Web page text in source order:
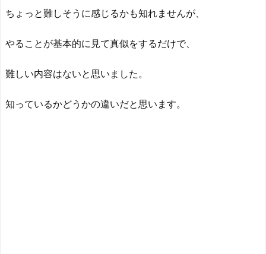
ちょっと難しそうに感じるかも知れませんが、
やることが基本的に見て真似をするだけで、
難しい内容はないと思いました。
知っているかどうかの違いだと思います。